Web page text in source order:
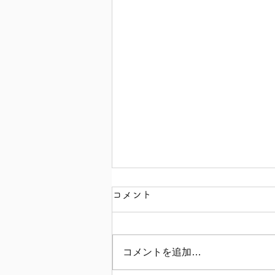
コメント
コメントを追加…